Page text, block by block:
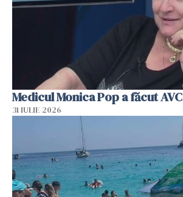
Medicul Monica Pop a făcut AVC
31 IULIE 2026